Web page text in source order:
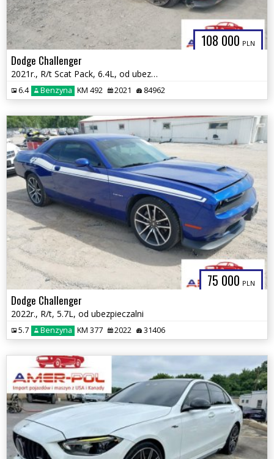
108 000 PLN
Dodge Challenger
2021r., R/t Scat Pack, 6.4L, od ubezpieczalni
6.4 Benzyna KM 492 2021 84962
75 000 PLN
Dodge Challenger
2022r., R/t, 5.7L, od ubezpieczalni
5.7 Benzyna KM 377 2022 31406